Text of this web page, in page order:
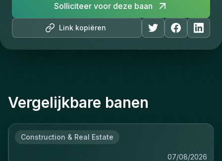
Link kopiëren
Solliciteer voor deze baan
Vergelijkbare banen
Construction & Real Estate
07/08/2026